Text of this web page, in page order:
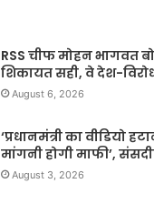
RSS चीफ मोहन भागवत
शिकायत सही, वे देश-
August 6, 2026
‘प्रधानमंत्री का वीडियो
मांगनी होगी माफी’,
August 3, 2026